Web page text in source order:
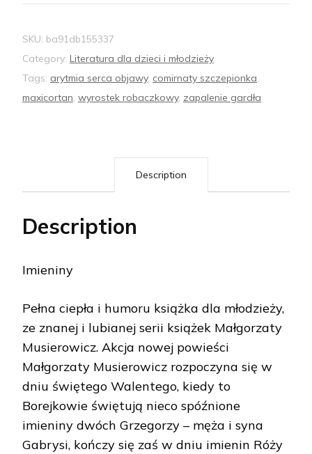
SKU: ba91db155337
Category: Literatura dla dzieci i młodzieży
Tags: arytmia serca objawy, comirnaty szczepionka,
maxicortan, wyrostek robaczkowy, zapalenie gardła
Description
Description
Imieniny
Pełna ciepła i humoru książka dla młodzieży,
ze znanej i lubianej serii książek Małgorzaty
Musierowicz. Akcja nowej powieści
Małgorzaty Musierowicz rozpoczyna się w
dniu świętego Walentego, kiedy to
Borejkowie świętują nieco spóźnione
imieniny dwóch Grzegorzy – męża i syna
Gabrysi, kończy się zaś w dniu imienin Róży